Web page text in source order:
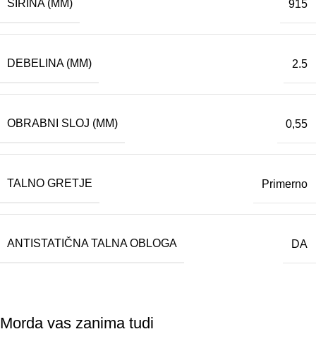
ŠIRINA (MM) 915
DEBELINA (MM) 2.5
OBRABNI SLOJ (MM) 0,55
TALNO GRETJE Primerno
ANTISTATIČNA TALNA OBLOGA DA
Morda vas zanima tudi